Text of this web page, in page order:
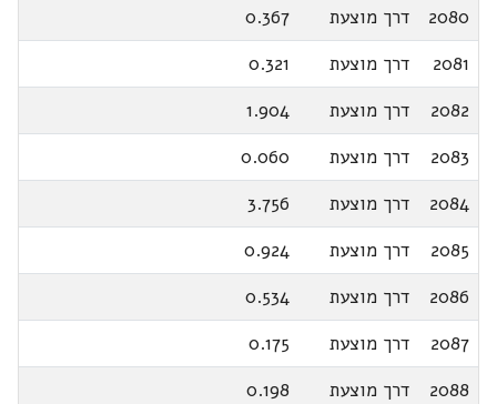
2080
דרך מוצעת
0.367
2081
דרך מוצעת
0.321
2082
דרך מוצעת
1.904
2083
דרך מוצעת
0.060
2084
דרך מוצעת
3.756
2085
דרך מוצעת
0.924
2086
דרך מוצעת
0.534
2087
דרך מוצעת
0.175
2088
דרך מוצעת
0.198